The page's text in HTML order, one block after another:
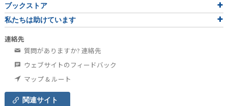
ブックストア
私たちは助けています
連絡先
質問がありますか? 連絡先
ウェブサイトのフィードバック
マップ & ルート
関連サイト